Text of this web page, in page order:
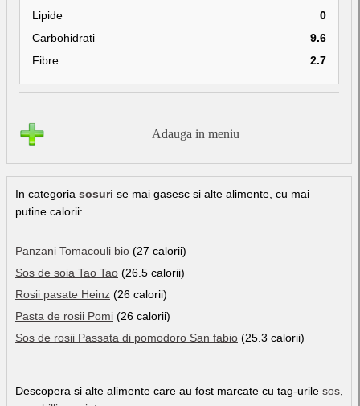
Lipide
0
Carbohidrati
9.6
Fibre
2.7
Adauga in meniu
In categoria sosuri se mai gasesc si alte alimente, cu mai
putine calorii:
Panzani Tomacouli bio (27 calorii)
Sos de soia Tao Tao (26.5 calorii)
Rosii pasate Heinz (26 calorii)
Pasta de rosii Pomi (26 calorii)
Sos de rosii Passata di pomodoro San fabio (25.3 calorii)
Descopera si alte alimente care au fost marcate cu tag-urile sos